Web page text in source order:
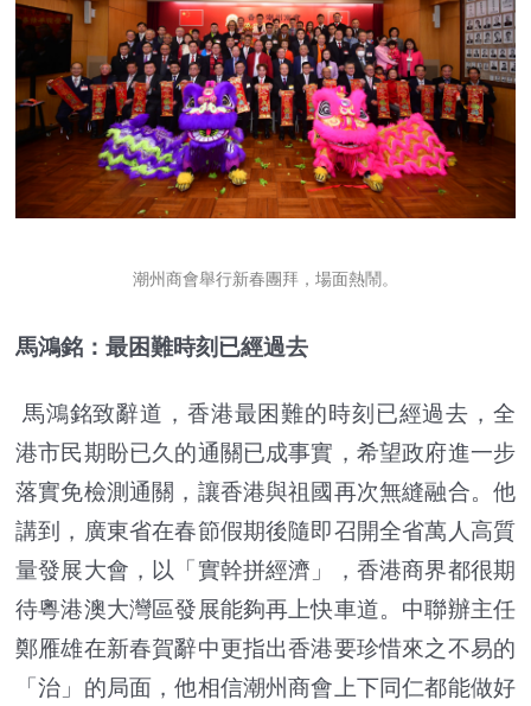
潮州商會舉行新春團拜，場面熱鬧。
馬鴻銘：最困難時刻已經過去
馬鴻銘致辭道，香港最困難的時刻已經過去，全
港市民期盼已久的通關已成事實，希望政府進一步
落實免檢測通關，讓香港與祖國再次無縫融合。他
講到，廣東省在春節假期後隨即召開全省萬人高質
量發展大會，以「實幹拼經濟」，香港商界都很期
待粵港澳大灣區發展能夠再上快車道。中聯辦主任
鄭雁雄在新春賀辭中更指出香港要珍惜來之不易的
「治」的局面，他相信潮州商會上下同仁都能做好